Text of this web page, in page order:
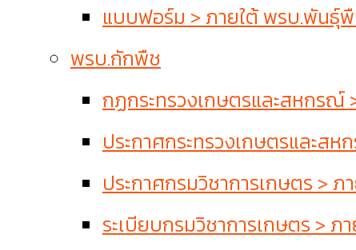
แบบฟอร์ม > ภายใต้ พรบ.พันธุ์
พรบ.กักพืช
กฏกระทรวงเกษตรและสหกรณ์
ประกาศกระทรวงเกษตรและส
ประกาศกรมวิชาการเกษตร >
ระเบียบกรมวิชาการเกษตร >